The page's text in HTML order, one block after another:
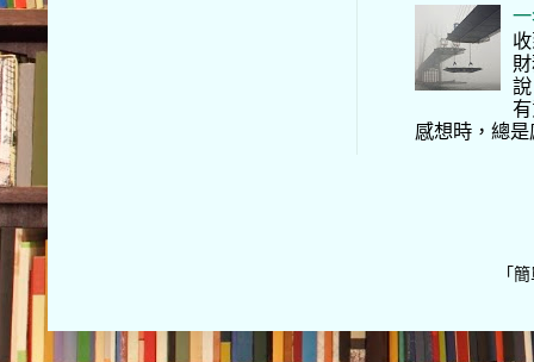
感想時，總
「